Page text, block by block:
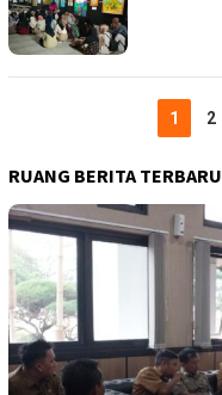
1 2
RUANG BERITA TERBARU